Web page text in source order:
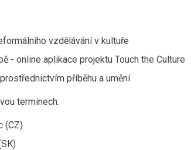
vzdělávání v kultuře
- online aplikace projektu Touch the Culture
příběhu a umění
termínech:
(CZ)